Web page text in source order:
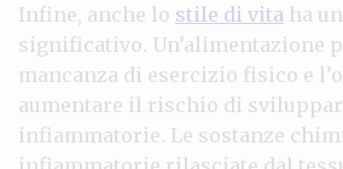
Infine, anche lo stile di vita ha
significativo. Un’alimentazione
mancanza di esercizio fisico e
aumentare il rischio di
infiammatorie. Le sostanze